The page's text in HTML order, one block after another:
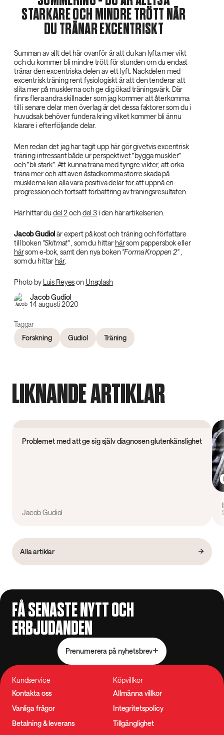
STARKARE OCH MINDRE TRÖTT NÄR
DU TRÄNAR EXCENTRISKT
Summan av allt det här ovanför är att du kan lyfta mer vikt
och du kommer bli mindre trött för stunden om du endast
tränar den excentriska delen av ett lyft. Nackdelen med
excentrisk träning rent fysiologiskt är att den tenderar att
slita mer på musklerna och ge dig ökad träningsvärk. Där
finns flera andra skillnader som jag kommer att återkomma
till i senare delar men överlag är det dessa faktorer som du i
huvudsak behöver fundera kring vilket kommer bli ännu
klarare i efterföljande delar.
Men redan det jag har tagit upp här gör givetvis excentrisk
träning intressant både ur perspektivet ”bygga muskler”
och ”bli stark”. Att kunna träna med tyngre vikter, att orka
träna mer och att även åstadkomma större skada på
musklerna kan alla vara positiva delar för att uppnå en
progression och fortsatt förbättring av träningsresultaten.
Här hittar dudel 2ochdel 3i den här artikelserien.
Jacob Gudiol‌är expert på kost och träning och författare
till boken"Skitmat"‌, som du hittar härsom pappersbok eller
härsom e-bok, samt den nya boken"Forma Kroppen 2"‌,
som du hittar här.
Photo by Luis Reyeson Unsplash
Jacob Gudiol
14 augusti 2020
Taggar
Forskning
Gudiol Träning
LIKNANDE ARTIKLAR
Problemet med att ge sig själv diagnosen glutenkänslighet
Jacob Gudiol
Alla artiklar
FÅ SENASTE NYTT OCH
ERBJUDANDEN
Prenumerera på nyhetsbrev
Kundservice
Kontakta oss
Vanliga frågor
Betalning & leverans
Köpvillkor
Allmänna villkor
Integritetspolicy
Tillgänglighet